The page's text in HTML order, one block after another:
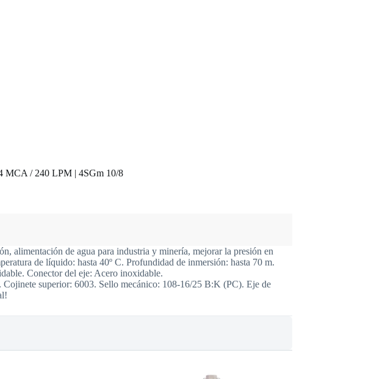
MCA / 240 LPM | 4SGm 10/8
alimentación de agua para industria y minería, mejorar la presión en
de líquido: hasta 40º C. Profundidad de inmersión: hasta 70 m.
Conector del eje: Acero inoxidable.
superior: 6003. Sello mecánico: 108-16/25 B:K (PC). Eje de